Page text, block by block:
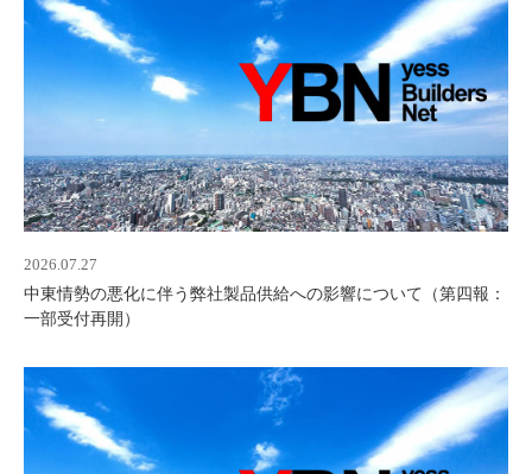
2026.07.27
中東情勢の悪化に伴う弊社製品供給への影響について（第四報：
一部受付再開）